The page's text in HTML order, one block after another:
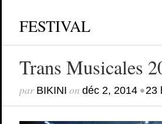
FESTIVAL
Trans Musicales
par BIKINI on déc 2, 2014•23